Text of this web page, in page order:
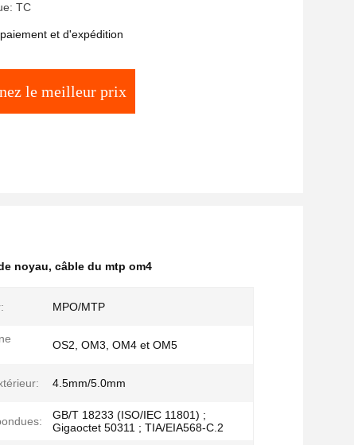
TC
et d'expédition
le meilleur prix
noyau, câble du mtp om4
MPO/MTP
OS2, OM3, OM4 et OM5
4.5mm/5.0mm
GB/T 18233 (ISO/IEC 11801) ;
Gigaoctet 50311 ; TIA/EIA568-C.2